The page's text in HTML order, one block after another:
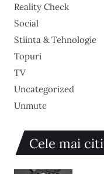
Reality Check
Social
Stiinta & Tehnologie
Topuri
TV
Uncategorized
Unmute
Cele mai